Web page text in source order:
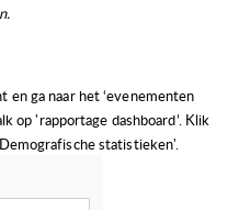
en ga naar het ‘evenementen
op 'rapportage dashboard’. Klik
statistieken'.